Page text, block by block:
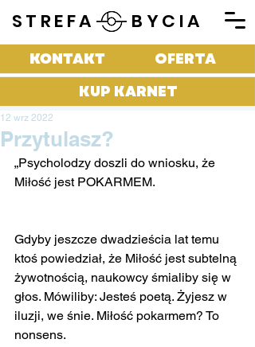
STREFA BYCIA
OFERTA
KONTAKT
KUP KARNET
Przytulasz?
12 wrz 2022
„Psycholodzy doszli do wniosku, że
Miłość jest POKARMEM.
Gdyby jeszcze dwadzieścia lat temu
ktoś powiedział, że Miłość jest subtelną
żywotnością, naukowcy śmialiby się w
głos. Mówiliby: Jesteś poetą. Żyjesz w
iluzji, we śnie. Miłość pokarmem? To
nonsens.